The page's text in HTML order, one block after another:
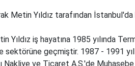
Metin Yıldız tarafından
iş hayatına 1985 yılında
sektörüne geçmiştir. 1987 - 1991
Nakliye ve Ticaret A.Ş.'de